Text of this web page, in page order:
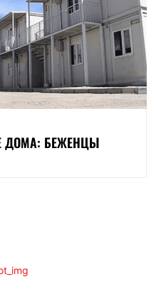
ДОМА: БЕЖЕНЦЫ